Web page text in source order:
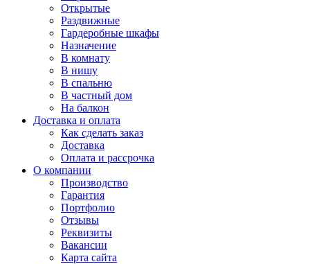
Открытые
Раздвижные
Гардеробные шкафы
Назначение
В комнату
В нишу
В спальню
В частный дом
На балкон
Доставка и оплата
Как сделать заказ
Доставка
Оплата и рассрочка
О компании
Производство
Гарантия
Портфолио
Отзывы
Реквизиты
Вакансии
Карта сайта